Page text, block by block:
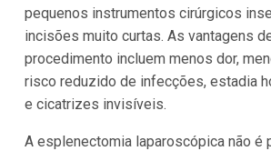
pequenos instrumentos cirúrgicos
incisões muito curtas. As vantagens
procedimento incluem menos dor,
risco reduzido de infecções, estadia
e cicatrizes invisíveis.
A esplenectomia laparoscópica não é